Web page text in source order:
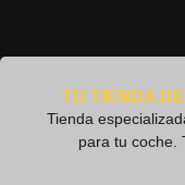
TU TIENDA
Tienda
para tu coche.